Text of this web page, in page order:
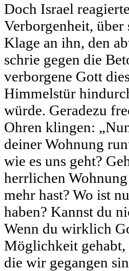
Doch Israel
Verborgenheit, über
Klage an ihn, den
schrie gegen die
verborgene Gott
Himmelstür
würde. Geradezu
Ohren klingen:
deiner Wohnung
wie es uns geht?
herrlichen
mehr hast? Wo ist
haben? Kannst du
Wenn du wirklich
Möglichkeit gehabt,
die wir gegangen